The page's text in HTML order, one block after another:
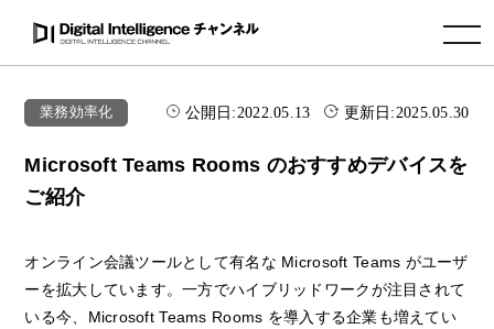
toggle navigation
業務効率化 公開日:2022.05.13 更新日:2025.05.30
Microsoft Teams Rooms のおすすめデバイスを
ご紹介
オンライン会議ツールとして有名な Microsoft Teams がユーザ
ーを拡大しています。一方でハイブリッドワークが注目されて
いる今、Microsoft Teams Rooms を導入する企業も増えてい